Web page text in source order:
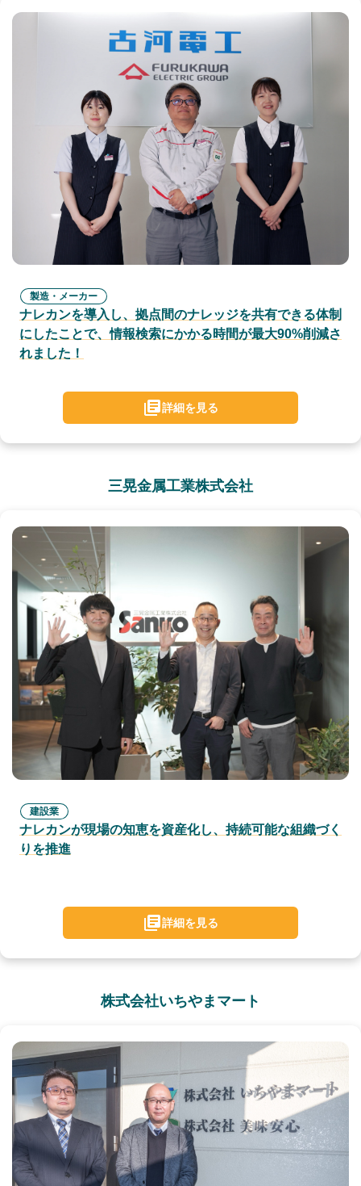
製造・メーカー
ナレカンを導入し、拠点間のナレッジを共有できる体制
にしたことで、情報検索にかかる時間が最大90%削減さ
れました！
詳細を見る
三晃金属工業株式会社
建設業
ナレカンが現場の知恵を資産化し、持続可能な組織づく
りを推進
詳細を見る
株式会社いちやまマート